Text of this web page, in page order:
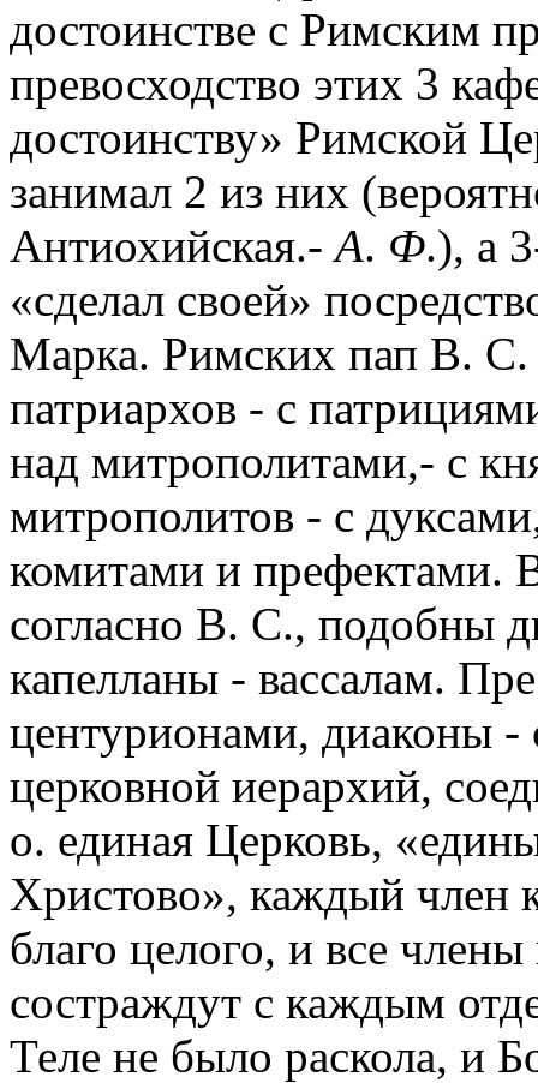
достоинстве с Римским
превосходство этих 3
достоинству» Римской
занимал 2 из них
Антиохийская.-А. Ф.), а
«сделал своей»
Марка. Римских пап В. С.
патриархов - с
над митрополитами,- с
митрополитов - с
комитами и префектами.
согласно В. С., подобны
капелланы - вассалам.
центурионами, диаконы -
церковной иерархий,
о. единая Церковь,
Христово», каждый член
благо целого, и все
состраждут с каждым
Теле не было раскола, и